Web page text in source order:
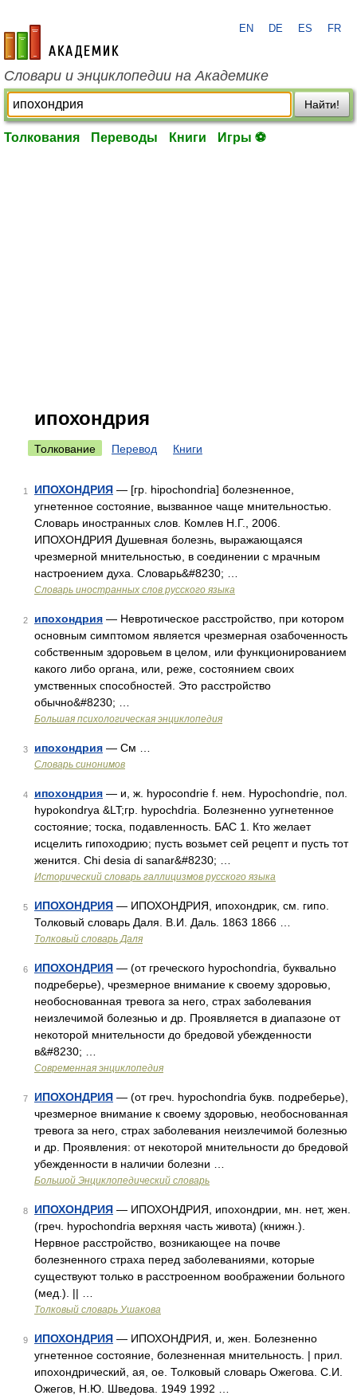
academic.ru
EN DE ES FR
Словари и энциклопедии на Академике
Найти!
Толкования Переводы Книги Игры ⚽
ипохондрия
Толкование Перевод Книги
1 ИПОХОНДРИЯ — [гр. hipochondria] болезненное,
угнетенное состояние, вызванное чаще мнительностью.
Словарь иностранных слов. Комлев Н.Г., 2006.
ИПОХОНДРИЯ Душевная болезнь, выражающаяся
чрезмерной мнительностью, в соединении с мрачным
настроением духа. Словарь&#8230; …
Словарь иностранных слов русского языка
2 ипохондрия — Невротическое расстройство, при котором
основным симптомом является чрезмерная озабоченность
собственным здоровьем в целом, или функционированием
какого либо органа, или, реже, состоянием своих
умственных способностей. Это расстройство
обычно&#8230; …
Большая психологическая энциклопедия
3 ипохондрия — См …
Словарь синонимов
4 ипохондрия — и, ж. hypocondrie f. нем. Hypochondrie, пол.
hypokondrya &LT;гр. hypochdria. Болезненно уугнетенное
состояние; тоска, подавленность. БАС 1. Кто желает
исцелить гипоходрию; пусть возьмет сей рецепт и пусть тот
женится. Chi desia di sanar&#8230; …
Исторический словарь галлицизмов русского языка
5 ИПОХОНДРИЯ — ИПОХОНДРИЯ, ипохондрик, см. гипо.
Толковый словарь Даля. В.И. Даль. 1863 1866 …
Толковый словарь Даля
6 ИПОХОНДРИЯ — (от греческого hypochondria, буквально
подреберье), чрезмерное внимание к своему здоровью,
необоснованная тревога за него, страх заболевания
неизлечимой болезнью и др. Проявляется в диапазоне от
некоторой мнительности до бредовой убежденности
в&#8230; …
Современная энциклопедия
7 ИПОХОНДРИЯ — (от греч. hypochondria букв. подреберье),
чрезмерное внимание к своему здоровью, необоснованная
тревога за него, страх заболевания неизлечимой болезнью
и др. Проявления: от некоторой мнительности до бредовой
убежденности в наличии болезни …
Большой Энциклопедический словарь
8 ИПОХОНДРИЯ — ИПОХОНДРИЯ, ипохондрии, мн. нет, жен.
(греч. hypochondria верхняя часть живота) (книжн.).
Нервное расстройство, возникающее на почве
болезненного страха перед заболеваниями, которые
существуют только в расстроенном воображении больного
(мед.). || …
Толковый словарь Ушакова
9 ИПОХОНДРИЯ — ИПОХОНДРИЯ, и, жен. Болезненно
угнетенное состояние, болезненная мнительность. | прил.
ипохондрический, ая, ое. Толковый словарь Ожегова. С.И.
Ожегов, Н.Ю. Шведова. 1949 1992 …